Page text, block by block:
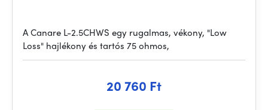
A Canare L-2.5CHWS egy rugalmas, vékony, "Low
Loss" hajlékony és tartós 75 ohmos,
20 760 Ft